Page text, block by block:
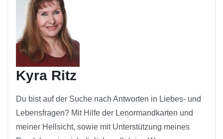
Kyra Ritz
Du bist auf der Suche nach Antworten in Liebes- und
Lebensfragen? Mit Hilfe der Lenormandkarten und
meiner Hellsicht, sowie mit Unterstützung meines